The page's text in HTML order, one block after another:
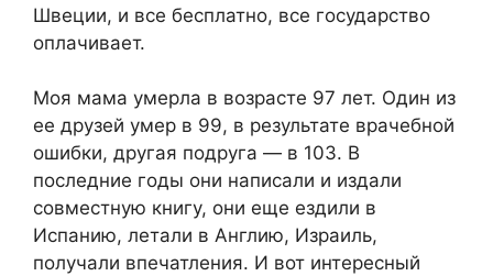
Швеции, и все бесплатно, все государство
оплачивает.
Моя мама умерла в возрасте 97 лет. Один из
ее друзей умер в 99, в результате врачебной
ошибки, другая подруга — в 103. В
последние годы они написали и издали
совместную книгу, они еще ездили в
Испанию, летали в Англию, Израиль,
получали впечатления. И вот интересный